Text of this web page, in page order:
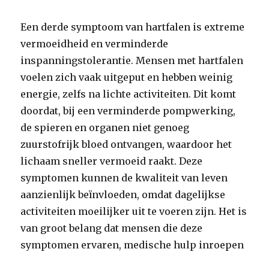
Een derde symptoom van hartfalen is extreme
vermoeidheid en verminderde
inspanningstolerantie. Mensen met hartfalen
voelen zich vaak uitgeput en hebben weinig
energie, zelfs na lichte activiteiten. Dit komt
doordat, bij een verminderde pompwerking,
de spieren en organen niet genoeg
zuurstofrijk bloed ontvangen, waardoor het
lichaam sneller vermoeid raakt. Deze
symptomen kunnen de kwaliteit van leven
aanzienlijk beïnvloeden, omdat dagelijkse
activiteiten moeilijker uit te voeren zijn. Het is
van groot belang dat mensen die deze
symptomen ervaren, medische hulp inroepen